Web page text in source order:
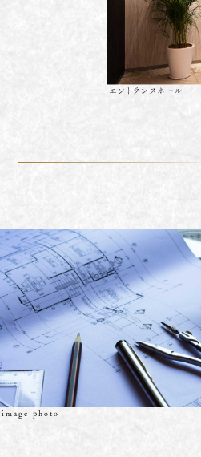
エントランスホール
image photo